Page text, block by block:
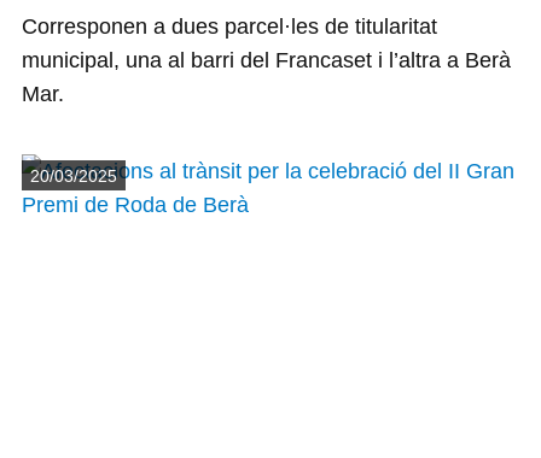
Corresponen a dues parcel·les de titularitat
municipal, una al barri del Francaset i l’altra a Berà
Mar.
Detalls
20/03/2025